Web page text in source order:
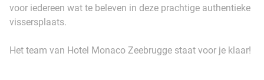
voor iedereen wat te beleven in deze prachtige authentieke
vissersplaats.
Het team van Hotel Monaco Zeebrugge staat voor je klaar!